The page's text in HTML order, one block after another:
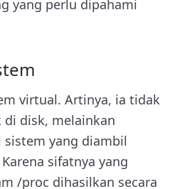
yang perlu dipahami
virtual. Artinya, ia tidak
disk, melainkan
yang diambil
sifatnya yang
/proc dihasilkan secara